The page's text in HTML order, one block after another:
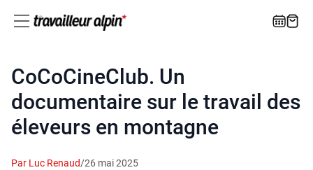
CoCoCineClub. Un
documentaire sur le travail des
éleveurs en montagne
Par Luc Renaud/26 mai 2025